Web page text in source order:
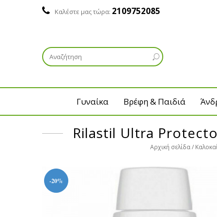
Καλέστε μας τώρα: 2109752085
Γυναίκα Βρέφη & Παιδιά
Rilastil Ultra
Αρχική σελίδα
-20%